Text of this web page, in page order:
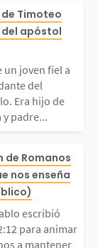
y
no
fue
y
madre
a
y a
Timoteo
apóstol
joven fiel a
del
Era hijo de
padre...
a
de Romanos
nos enseña
escribió
para animar
a mantener